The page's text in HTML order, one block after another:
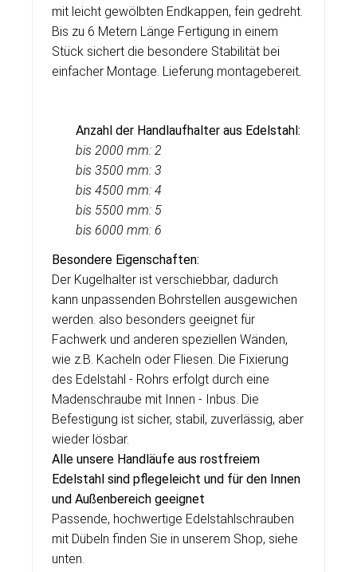
mit leicht gewölbten Endkappen, fein gedreht.
Bis zu 6 Metern Länge Fertigung in einem
Stück sichert die besondere Stabilität bei
einfacher Montage. Lieferung montagebereit.
Anzahl der Handlaufhalter aus Edelstahl:
bis 2000 mm: 2
bis 3500 mm: 3
bis 4500 mm: 4
bis 5500 mm: 5
bis 6000 mm: 6
Besondere Eigenschaften:
Der Kugelhalter ist verschiebbar, dadurch
kann unpassenden Bohrstellen ausgewichen
werden. also besonders geeignet für
Fachwerk und anderen speziellen Wänden,
wie z.B. Kacheln oder Fliesen. Die Fixierung
des Edelstahl - Rohrs erfolgt durch eine
Madenschraube mit Innen - Inbus. Die
Befestigung ist sicher, stabil, zuverlässig, aber
wieder lösbar.
Alle unsere Handläufe aus rostfreiem
Edelstahl sind pflegeleicht und für den Innen
und Außenbereich geeignet
Passende, hochwertige Edelstahlschrauben
mit Dübeln finden Sie in unserem Shop, siehe
unten.